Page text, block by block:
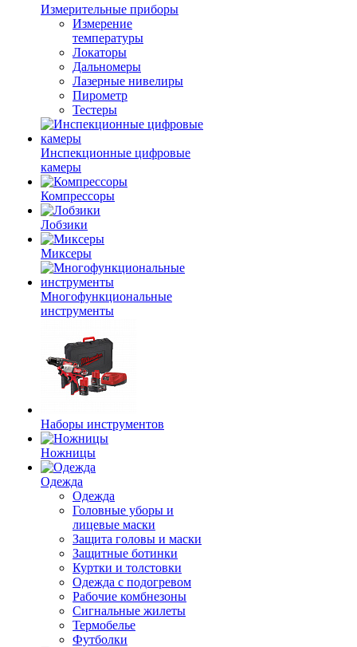
Измерительные приборы
Измерение
температуры
Локаторы
Дальномеры
Лазерные нивелиры
Пирометр
Тестеры
Инспекционные цифровые
камеры
Компрессоры
Лобзики
Миксеры
Многофункциональные
инструменты
Наборы инструментов
Ножницы
Одежда
Одежда
Головные уборы и
лицевые маски
Защита головы и маски
Защитные ботинки
Куртки и толстовки
Одежда с подогревом
Рабочие комбнезоны
Сигнальные жилеты
Термобелье
Футболки